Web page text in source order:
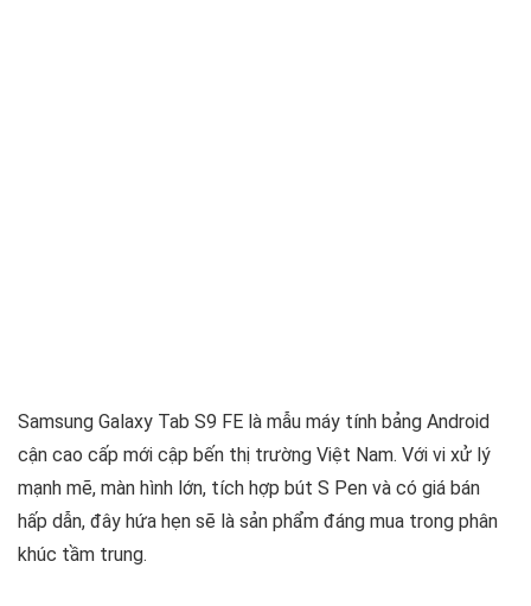
Samsung Galaxy Tab S9 FE là mẫu máy tính bảng Android
cận cao cấp mới cập bến thị trường Việt Nam. Với vi xử lý
mạnh mẽ, màn hình lớn, tích hợp bút S Pen và có giá bán
hấp dẫn, đây hứa hẹn sẽ là sản phẩm đáng mua trong phân
khúc tầm trung.